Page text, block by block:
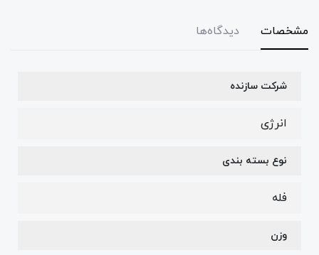
مشخصات دیدگاه‌ها
شرکت سازنده
انرژی
نوع بسته بندی
فله
وزن